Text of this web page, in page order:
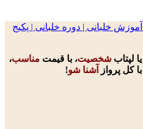
لپتابشخصیت، با قیمت مناسب،
کل پرواز
آشنا شو!